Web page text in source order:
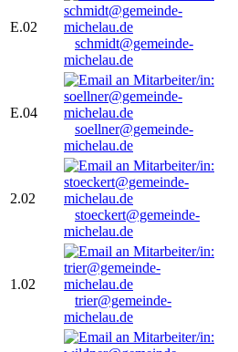
E.02
schmidt@gemeinde-
michelau.de
E.04
soellner@gemeinde-
michelau.de
2.02
stoeckert@gemeinde-
michelau.de
1.02
trier@gemeinde-
michelau.de